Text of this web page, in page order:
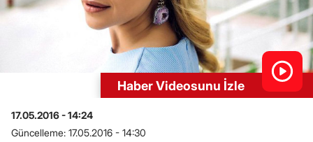
Haber Videosunu İzle
17.05.2016 - 14:24
Güncelleme: 17.05.2016 - 14:30